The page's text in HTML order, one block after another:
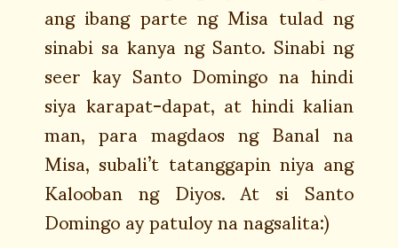
ang ibang parte ng Misa tulad ng
sinabi sa kanya ng Santo. Sinabi ng
seer kay Santo Domingo na hindi
siya karapat-dapat, at hindi kalian
man, para magdaos ng Banal na
Misa, subali’t tatanggapin niya ang
Kalooban ng Diyos. At si Santo
Domingo ay patuloy na nagsalita:)